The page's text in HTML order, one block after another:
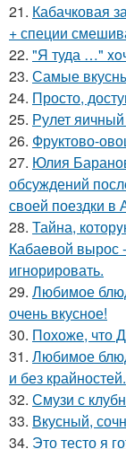
21. Кабачковая
+ специи
22. "Я туда …"
23. Самые
24. Просто,
25. Рулет
26. Фруктово-
27. Юлия
обсуждений
своей поездки в
28. Тайна,
Кабаeвой вырос
игнорировать.
29. Любимое
очень вкусное!
30. Похоже, что
31. Любимое
и без крайностей.
32. Смузи с
33. Вкусный,
34. Это тесто я